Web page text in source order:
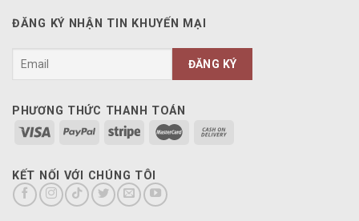
ĐĂNG KÝ NHẬN TIN KHUYẾN MẠI
PHƯƠNG THỨC THANH TOÁN
KẾT NỐI VỚI CHÚNG TÔI